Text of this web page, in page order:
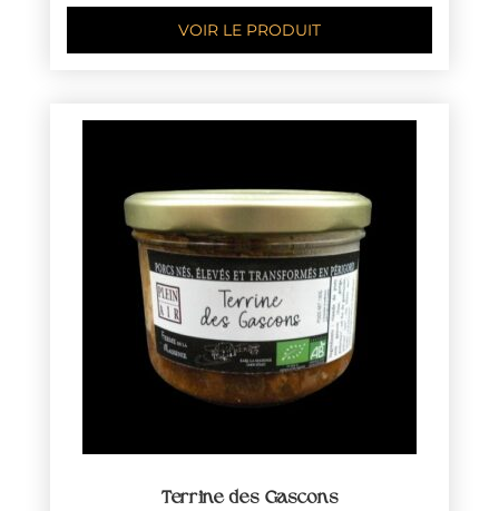
VOIR LE PRODUIT
Terrine des Gascons